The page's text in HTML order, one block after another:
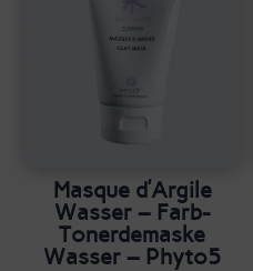
Masque d’Argile
Wasser – Farb-
Tonerdemaske
Wasser – Phyto5